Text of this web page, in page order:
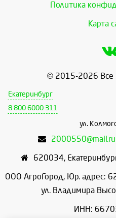
Политика
Карта
© 2015-2026 Все
Екатеринбург
8 800 6000 311
ул.
2000550@mail.ru
620034,
ООО АгроГород, Юр. адрес:
ул. Владимира
ИНН: